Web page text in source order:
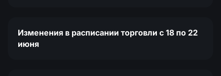
Изменения в расписании торговли c 18 по 22
июня